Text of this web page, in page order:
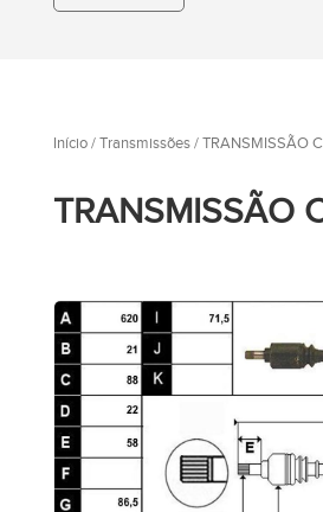
Início/ Transmissões/ TRANSMISSÃO
TRANSMISSÃO